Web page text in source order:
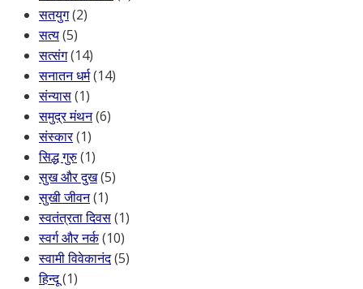
सतयुग(2)
सत्य(5)
सत्संग(14)
सनातन धर्म(14)
संन्यास(1)
समुद्र मंथन(6)
संस्कार(1)
सिद्ध गुरु(1)
सुख और दुख(5)
सुखी जीवन(1)
स्वतंत्रता दिवस(1)
स्वर्ग और नर्क(10)
स्वामी विवेकानंद(5)
हिन्दू(1)